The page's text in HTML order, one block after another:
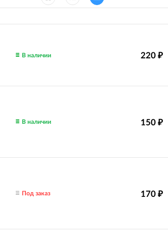
220 ₽
В наличии
150 ₽
В наличии
170 ₽
Под заказ